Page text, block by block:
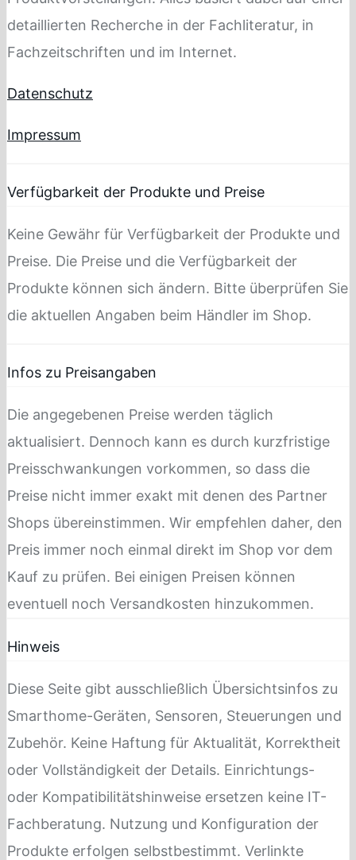
detaillierten Recherche in der Fachliteratur, in
Fachzeitschriften und im Internet.
Datenschutz
Impressum
Verfügbarkeit der Produkte und Preise
Keine Gewähr für Verfügbarkeit der Produkte und
Preise. Die Preise und die Verfügbarkeit der
Produkte können sich ändern. Bitte überprüfen Sie
die aktuellen Angaben beim Händler im Shop.
Infos zu Preisangaben
Die angegebenen Preise werden täglich
aktualisiert. Dennoch kann es durch kurzfristige
Preisschwankungen vorkommen, so dass die
Preise nicht immer exakt mit denen des Partner
Shops übereinstimmen. Wir empfehlen daher, den
Preis immer noch einmal direkt im Shop vor dem
Kauf zu prüfen. Bei einigen Preisen können
eventuell noch Versandkosten hinzukommen.
Hinweis
Diese Seite gibt ausschließlich Übersichtsinfos zu
Smarthome-Geräten, Sensoren, Steuerungen und
Zubehör. Keine Haftung für Aktualität, Korrektheit
oder Vollständigkeit der Details. Einrichtungs-
oder Kompatibilitätshinweise ersetzen keine IT-
Fachberatung. Nutzung und Konfiguration der
Produkte erfolgen selbstbestimmt. Verlinkte